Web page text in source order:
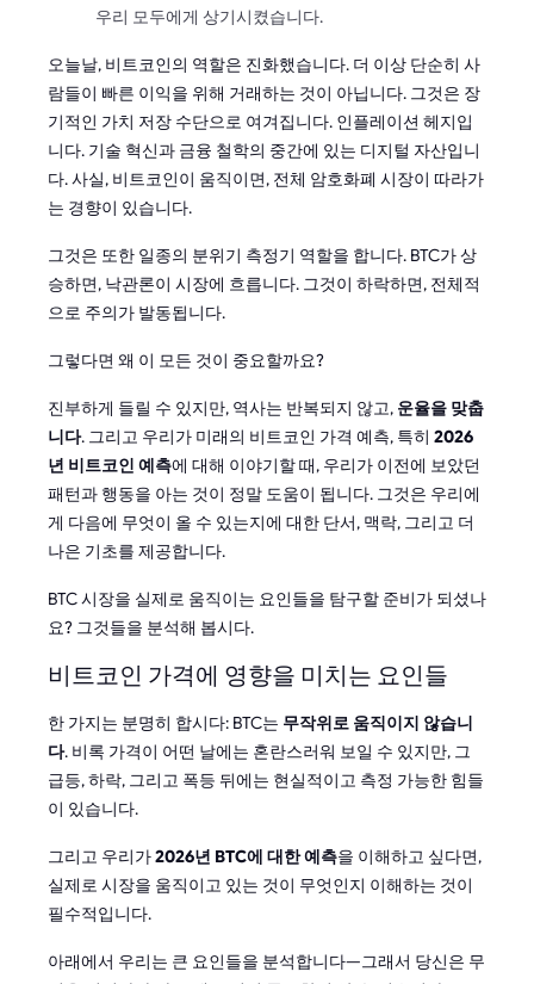
우리 모두에게 상기시켰습니다.
오늘날, 비트코인의 역할은 진화했습니다. 더 이상 단순히 사
람들이 빠른 이익을 위해 거래하는 것이 아닙니다. 그것은 장
기적인 가치 저장 수단으로 여겨집니다. 인플레이션 헤지입
니다. 기술 혁신과 금융 철학의 중간에 있는 디지털 자산입니
다. 사실, 비트코인이 움직이면, 전체 암호화폐 시장이 따라가
는 경향이 있습니다.
그것은 또한 일종의 분위기 측정기 역할을 합니다. BTC가 상
승하면, 낙관론이 시장에 흐릅니다. 그것이 하락하면, 전체적
으로 주의가 발동됩니다.
그렇다면 왜 이 모든 것이 중요할까요?
진부하게 들릴 수 있지만, 역사는 반복되지 않고, 운율을 맞춥
니다. 그리고 우리가 미래의 비트코인 가격 예측, 특히 2026
년 비트코인 예측에 대해 이야기할 때, 우리가 이전에 보았던
패턴과 행동을 아는 것이 정말 도움이 됩니다. 그것은 우리에
게 다음에 무엇이 올 수 있는지에 대한 단서, 맥락, 그리고 더
나은 기초를 제공합니다.
BTC 시장을 실제로 움직이는 요인들을 탐구할 준비가 되셨나
요? 그것들을 분석해 봅시다.
비트코인 가격에 영향을 미치는 요인들
한 가지는 분명히 합시다: BTC는 무작위로 움직이지 않습니
다. 비록 가격이 어떤 날에는 혼란스러워 보일 수 있지만, 그
급등, 하락, 그리고 폭등 뒤에는 현실적이고 측정 가능한 힘들
이 있습니다.
그리고 우리가2026년 BTC에 대한 예측을 이해하고 싶다면,
실제로 시장을 움직이고 있는 것이 무엇인지 이해하는 것이
필수적입니다.
아래에서 우리는 큰 요인들을 분석합니다—그래서 당신은 무